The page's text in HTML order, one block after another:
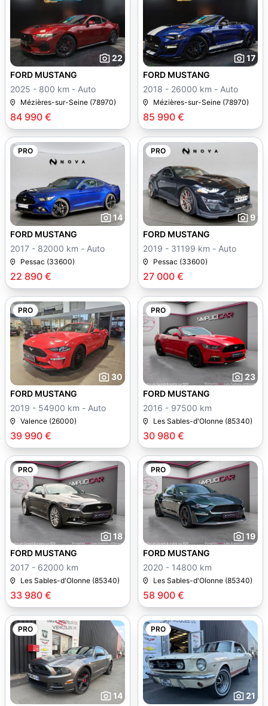
22
84 990 €
FORD MUSTANG
2025 - 800 km - Auto
Mézières-sur-Seine (78970)
17
85 990 €
FORD MUSTANG
2018 - 26000 km - Auto
Mézières-sur-Seine (78970)
PRO
14
22 890 €
FORD MUSTANG
2017 - 82000 km - Auto
Pessac (33600)
PRO
9
27 000 €
FORD MUSTANG
2019 - 31199 km - Auto
Pessac (33600)
PRO
30
39 990 €
FORD MUSTANG
2019 - 54900 km - Auto
Valence (26000)
PRO
23
30 980 €
FORD MUSTANG
2016 - 97500 km
Les Sables-d'Olonne (85340)
PRO
18
33 980 €
FORD MUSTANG
2017 - 62000 km
Les Sables-d'Olonne (85340)
PRO
19
58 900 €
FORD MUSTANG
2020 - 14800 km
Les Sables-d'Olonne (85340)
PRO
14
PRO
21